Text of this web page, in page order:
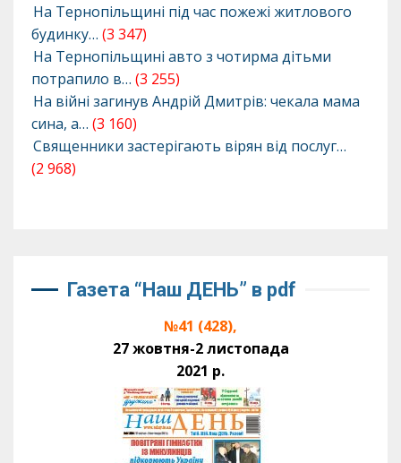
На Тернопільщині під час пожежі житлового
будинку… (3 347)
На Тернопільщині авто з чотирма дітьми
потрапило в… (3 255)
На війні загинув Андрій Дмитрів: чекала мама
сина, а… (3 160)
Священники застерігають вірян від послуг…
(2 968)
Газета “Наш ДЕНЬ” в pdf
№41 (428),
27 жовтня-2 листопада
2021 р.